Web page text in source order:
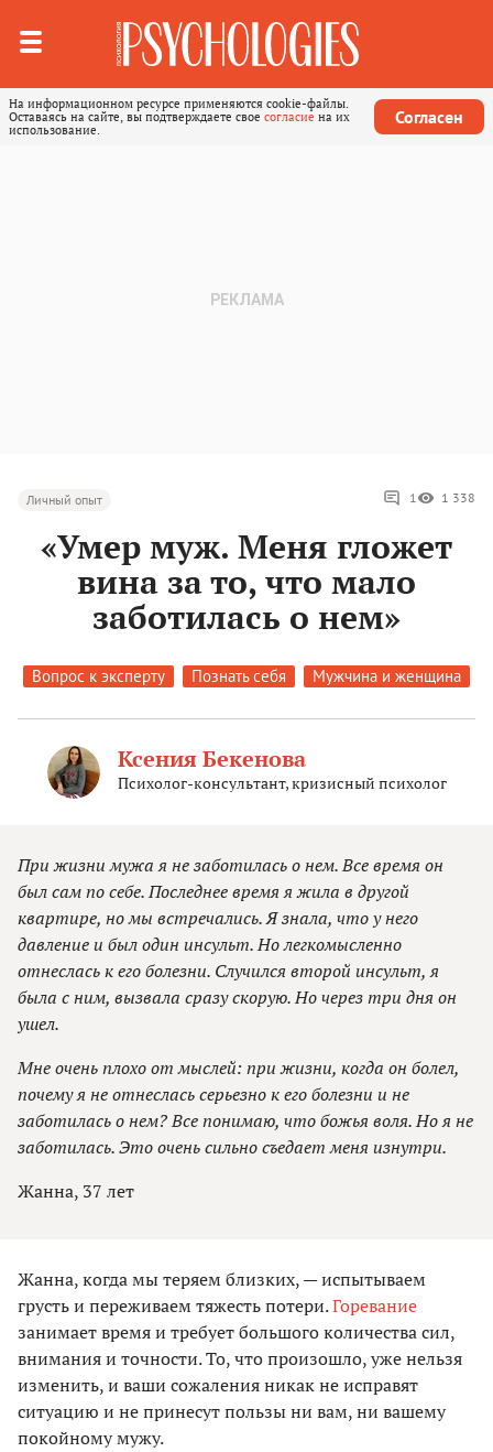
На информационном ресурсе применяются cookie-файлы.
Оставаясь на сайте, вы подтверждаете свое согласие на их
использование.
Согласен
Личный опыт 1 1 338
«Умер муж. Меня гложет
вина за то, что мало
заботилась о нем»
Вопрос к эксперту Познать себя Мужчина и женщина
Ксения Бекенова
Психолог-консультант, кризисный психолог
При жизни мужа я не заботилась о нем. Все время он
был сам по себе. Последнее время я жила в другой
квартире, но мы встречались. Я знала, что у него
давление и был один инсульт. Но легкомысленно
отнеслась к его болезни. Случился второй инсульт, я
была с ним, вызвала сразу скорую. Но через три дня он
ушел.
Мне очень плохо от мыслей: при жизни, когда он болел,
почему я не отнеслась серьезно к его болезни и не
заботилась о нем? Все понимаю, что божья воля. Но я не
заботилась. Это очень сильно съедает меня изнутри.
Жанна, 37 лет
Жанна, когда мы теряем близких, — испытываем
грусть и переживаем тяжесть потери.Горевание
занимает время и требует большого количества сил,
внимания и точности. То, что произошло, уже нельзя
изменить, и ваши сожаления никак не исправят
ситуацию и не принесут пользы ни вам, ни вашему
покойному мужу.